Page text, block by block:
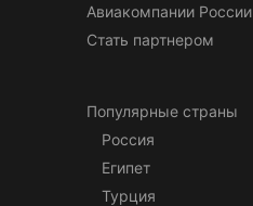
Авиакомпании России
Стать партнером
Популярные страны
Россия
Египет
Турция